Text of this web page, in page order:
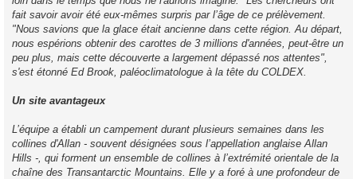
fait savoir avoir été eux-mêmes surpris par l’âge de ce prélèvement.
"Nous savions que la glace était ancienne dans cette région. Au départ,
nous espérions obtenir des carottes de 3 millions d'années, peut-être un
peu plus, mais cette découverte a largement dépassé nos attentes",
s'est étonné Ed Brook, paléoclimatologue à la tête du COLDEX.
Un site avantageux
L’équipe a établi un campement durant plusieurs semaines dans les
collines d'Allan - souvent désignées sous l’appellation anglaise Allan
Hills -, qui forment un ensemble de collines à l’extrémité orientale de la
chaîne des Transantarctic Mountains. Elle y a foré à une profondeur de